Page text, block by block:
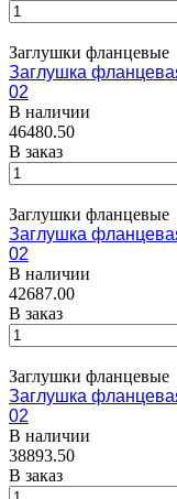
Заглушки фланцевые
Заглушка
02
В наличии
46480.50
В заказ
Заглушки фланцевые
Заглушка
02
В наличии
42687.00
В заказ
Заглушки фланцевые
Заглушка
02
В наличии
38893.50
В заказ